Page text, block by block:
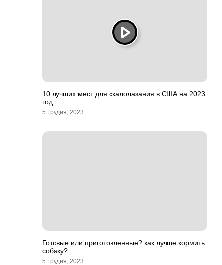
10 лучших мест для скалолазания в США на 2023
год
5 Грудня, 2023
Готовые или приготовленные? как лучше кормить
собаку?
5 Грудня, 2023